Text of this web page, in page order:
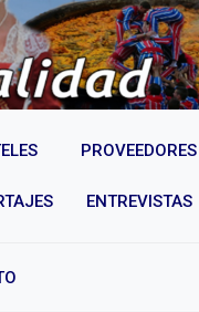
PROVEEDORES
ENTREVISTAS